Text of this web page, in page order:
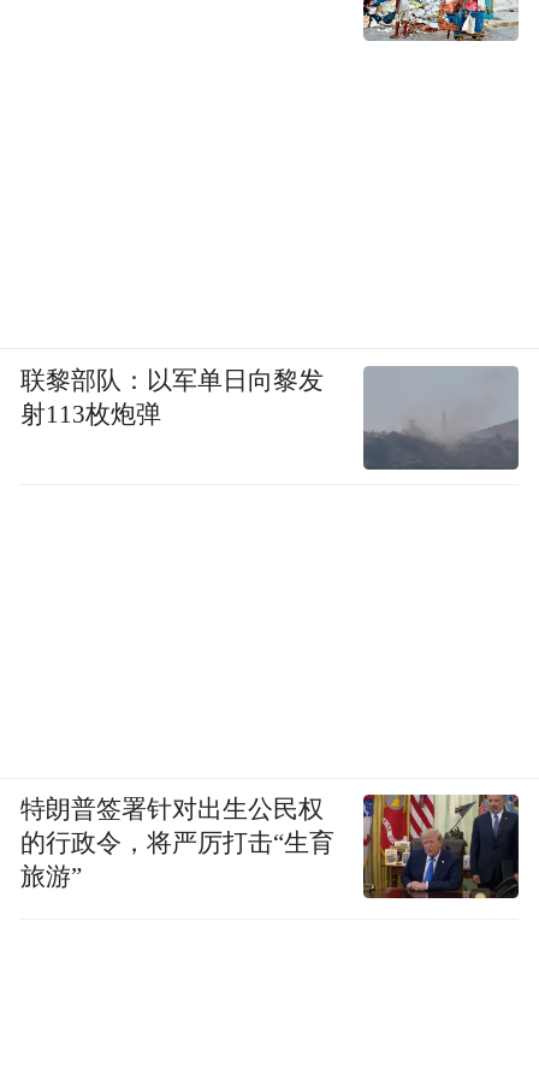
联黎部队：以军单日向黎发
射113枚炮弹
特朗普签署针对出生公民权
的行政令，将严厉打击“生育
旅游”